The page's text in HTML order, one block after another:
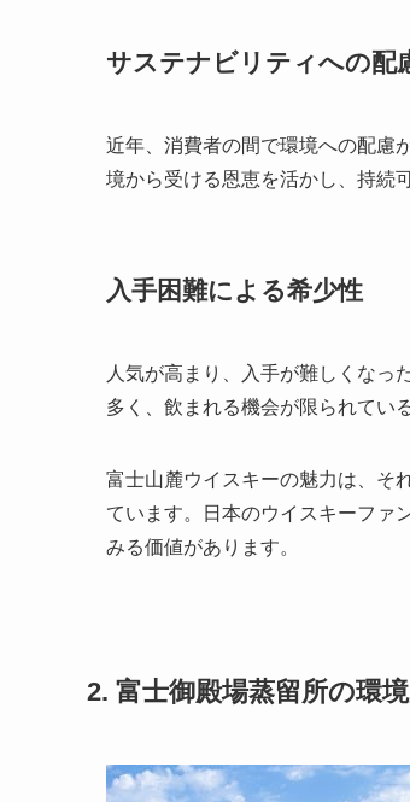
サステナビリティへの配
近年、消費者の間で環境への配慮
境から受ける恩恵を活かし、持続
入手困難による希少性
人気が高まり、入手が難しくなっ
多く、飲まれる機会が限られてい
富士山麓ウイスキーの魅力は、そ
ています。日本のウイスキーファ
みる価値があります。
2. 富士御殿場蒸留所の環